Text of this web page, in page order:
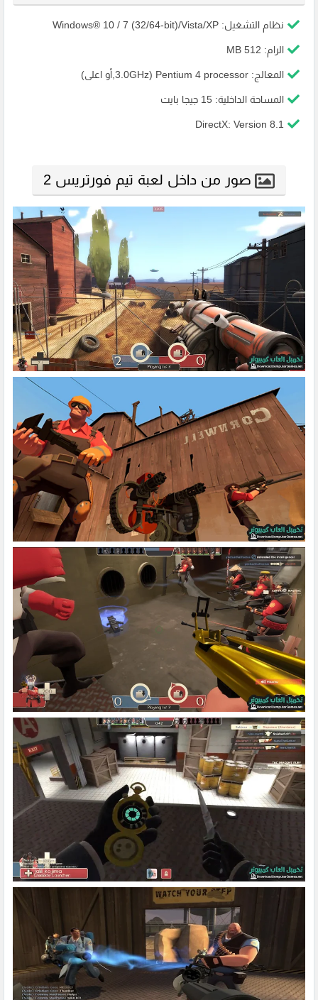
نظام التشغيل: Windows® 10 / 7 (32/64-bit)/Vista/XP
الرام: 512 MB
المعالج: Pentium 4 processor (3.0GHz,أو اعلى)
المساحة الداخلية: 15 جيجا بايت
DirectX: Version 8.1
صور من داخل لعبة تيم فورتريس 2